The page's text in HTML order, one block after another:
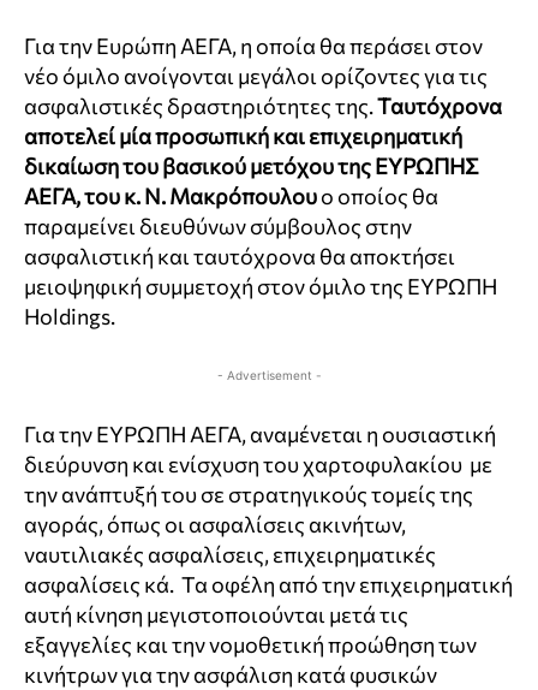
Για την Ευρώπη ΑΕΓΑ, η οποία θα περάσει στον
νέο όμιλο ανοίγονται μεγάλοι ορίζοντες για τις
ασφαλιστικές δραστηριότητες της.Ταυτόχρονα
αποτελεί μία προσωπική και επιχειρηματική
δικαίωση του βασικού μετόχου της ΕΥΡΩΠΗΣ
ΑΕΓΑ, του κ. Ν. Μακρόπουλουο οποίος θα
παραμείνει διευθύνων σύμβουλος στην
ασφαλιστική και ταυτόχρονα θα αποκτήσει
μειοψηφική συμμετοχή στον όμιλο της EΥΡΩΠΗ
Holdings.
- Advertisement -
Για την ΕΥΡΩΠΗ ΑΕΓΑ, αναμένεται η ουσιαστική
διεύρυνση και ενίσχυση του χαρτοφυλακίου με
την ανάπτυξή του σε στρατηγικούς τομείς της
αγοράς, όπως οι ασφαλίσεις ακινήτων,
ναυτιλιακές ασφαλίσεις, επιχειρηματικές
ασφαλίσεις κά. Τα οφέλη από την επιχειρηματική
αυτή κίνηση μεγιστοποιούνται μετά τις
εξαγγελίες και την νομοθετική προώθηση των
κινήτρων για την ασφάλιση κατά φυσικών